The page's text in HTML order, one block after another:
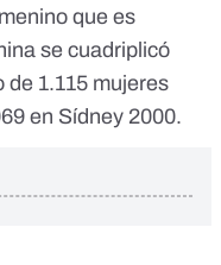
que es
se cuadriplicó
1.115 mujeres
en Sídney 2000.